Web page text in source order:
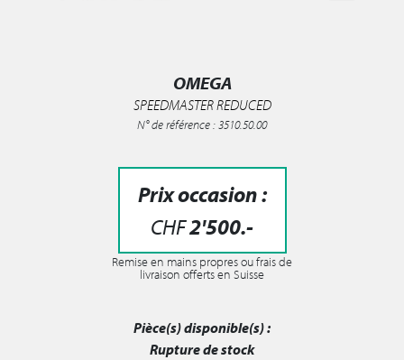
OMEGA
SPEEDMASTER REDUCED
N° de référence : 3510.50.00
Prix occasion :
CHF2'500.-
Remise en mains propres ou frais de
livraison offerts en Suisse
Pièce(s) disponible(s) :
Rupture de stock